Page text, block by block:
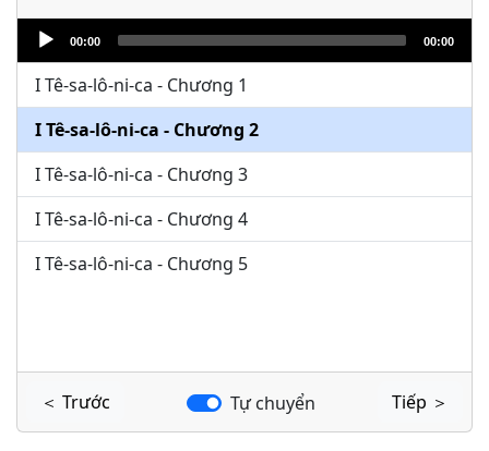
Audio
Player
00:00 00:00
I Tê-sa-lô-ni-ca - Chương 1
I Tê-sa-lô-ni-ca - Chương 2
I Tê-sa-lô-ni-ca - Chương 3
I Tê-sa-lô-ni-ca - Chương 4
I Tê-sa-lô-ni-ca - Chương 5
＜ Trước Tự chuyển Tiếp ＞